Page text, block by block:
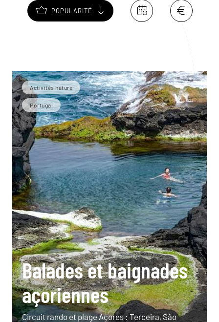
POPULARITÉ
Activités nature
Portugal
Balades et baignades
açoriennes
Circuit rando et plage Açores : Terceira, São